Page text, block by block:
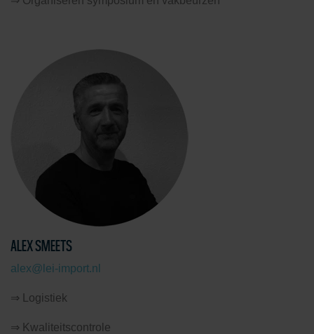
ALEX SMEETS
alex@lei-import.nl
⇒ Logistiek
⇒ Kwaliteitscontrole